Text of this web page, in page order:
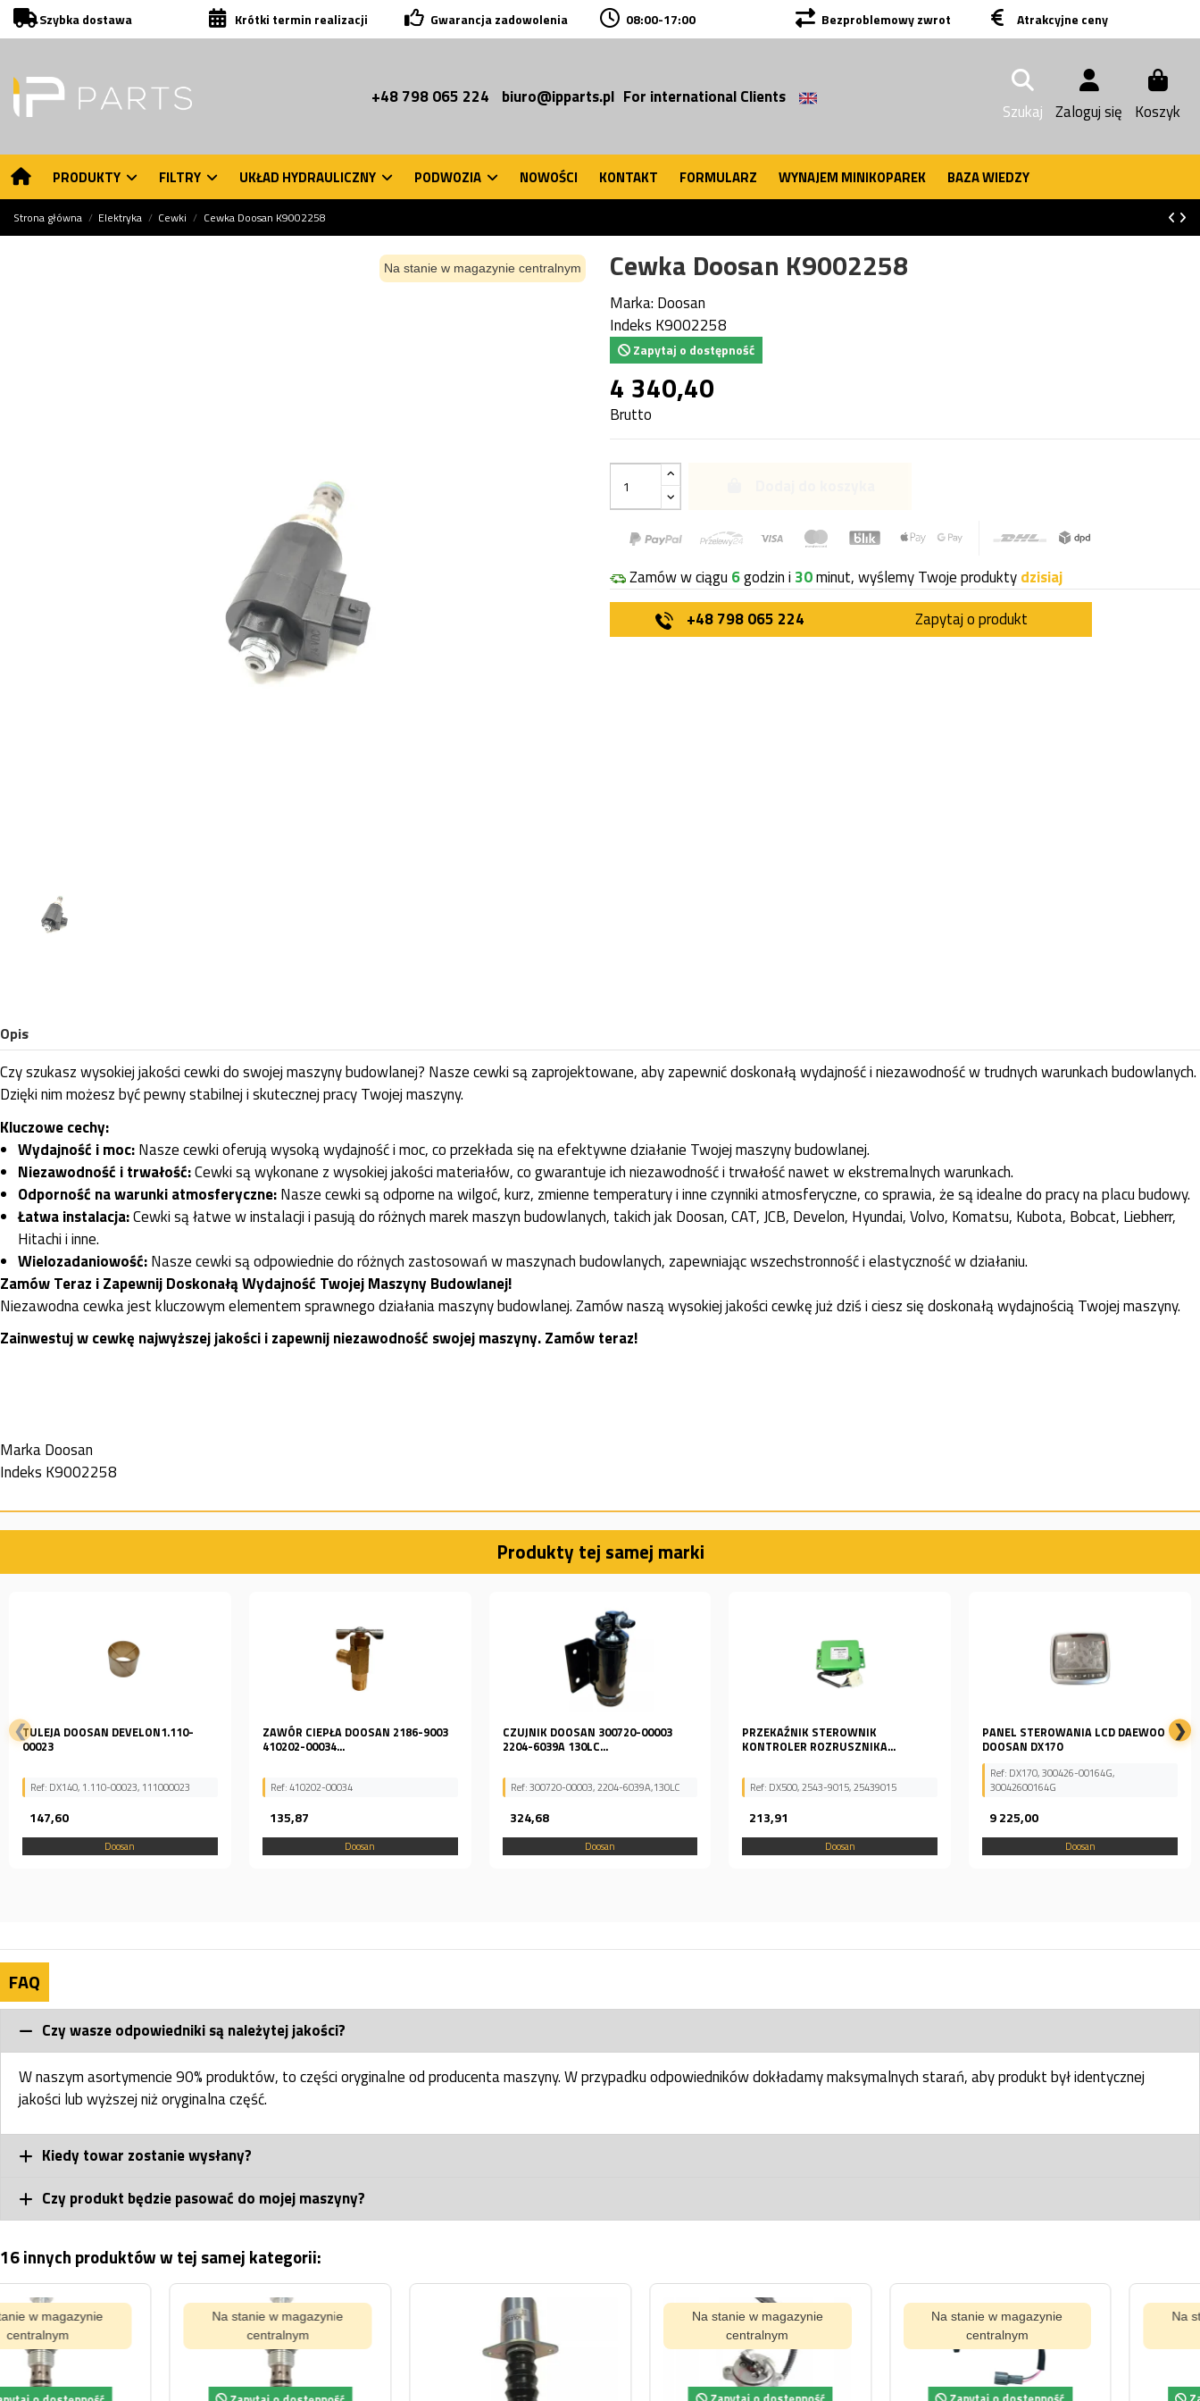
Szybka dostawa Krótki termin realizacji Gwarancja zadowolenia 08:00-17:00 Bezproblemowy zwrot Atrakcyjne ceny
+48 798 065 224 biuro@ipparts.pl For international Clients
Szukaj Zaloguj się Koszyk
PRODUKTY FILTRY UKŁAD HYDRAULICZNY PODWOZIA NOWOŚCI KONTAKT FORMULARZ WYNAJEM MINIKOPAREK BAZA WIEDZY
Strona główna Elektryka Cewki Cewka Doosan K9002258
Na stanie w magazynie centralnym Cewka Doosan K9002258
Marka: Doosan
Indeks K9002258
Zapytaj o dostępność
4 340,40
Brutto
Zamów w ciągu 6godzin i 30minut, wyślemy Twoje produktydzisiaj
+48 798 065 224
Zapytaj o produkt
Opis
Czy szukasz wysokiej jakości cewki do swojej maszyny budowlanej? Nasze cewki są zaprojektowane, aby zapewnić doskonałą wydajność i niezawodność w trudnych warunkach budowlanych.
Dzięki nim możesz być pewny stabilnej i skutecznej pracy Twojej maszyny.
Kluczowe cechy:
Wydajność i moc:Nasze cewki oferują wysoką wydajność i moc, co przekłada się na efektywne działanie Twojej maszyny budowlanej.
Niezawodność i trwałość:Cewki są wykonane z wysokiej jakości materiałów, co gwarantuje ich niezawodność i trwałość nawet w ekstremalnych warunkach.
Odporność na warunki atmosferyczne:Nasze cewki są odporne na wilgoć, kurz, zmienne temperatury i inne czynniki atmosferyczne, co sprawia, że są idealne do pracy na placu budowy.
Łatwa instalacja:Cewki są łatwe w instalacji i pasują do różnych marek maszyn budowlanych, takich jak Doosan, CAT, JCB, Develon, Hyundai, Volvo, Komatsu, Kubota, Bobcat, Liebherr,
Hitachi i inne.
Wielozadaniowość:Nasze cewki są odpowiednie do różnych zastosowań w maszynach budowlanych, zapewniając wszechstronność i elastyczność w działaniu.
Zamów Teraz i Zapewnij Doskonałą Wydajność Twojej Maszyny Budowlanej!
Niezawodna cewka jest kluczowym elementem sprawnego działania maszyny budowlanej. Zamów naszą wysokiej jakości cewkę już dziś i ciesz się doskonałą wydajnością Twojej maszyny.
Zainwestuj w cewkę najwyższej jakości i zapewnij niezawodność swojej maszyny. Zamów teraz!
MarkaDoosan
Indeks K9002258
Produkty tej samej marki
ZAWÓR CIEPŁA DOOSAN 2186-9003
410202-00034...
Ref: 410202-00034
135,87
Doosan
CZUJNIK DOOSAN 300720-00003
2204-6039A 130LC...
Ref: 300720-00003, 2204-6039A,130LC
324,68
Doosan
PRZEKAŹNIK STEROWNIK
KONTROLER ROZRUSZNIKA...
Ref: DX500, 2543-9015, 25439015
213,91
Doosan
PANEL STEROWANIA LCD DAEWOO
DOOSAN DX170
30042600164G
9 225,00
Doosan
Podkładka zwolnicy Doosan 412-
00038
Ref: 412-00038
46,74
Doosan
❮ ❯
FAQ
Czy wasze odpowiedniki są należytej jakości?
W naszym asortymencie 90% produktów, to części oryginalne od producenta maszyny. W przypadku odpowiedników dokładamy maksymalnych starań, aby produkt był identycznej
jakości lub wyższej niż oryginalna część.
Kiedy towar zostanie wysłany?
Czy produkt będzie pasować do mojej maszyny?
16 innych produktów w tej samej kategorii:
Na stanie w magazynie
Na stanie w magazynie
Na stanie w magazynie